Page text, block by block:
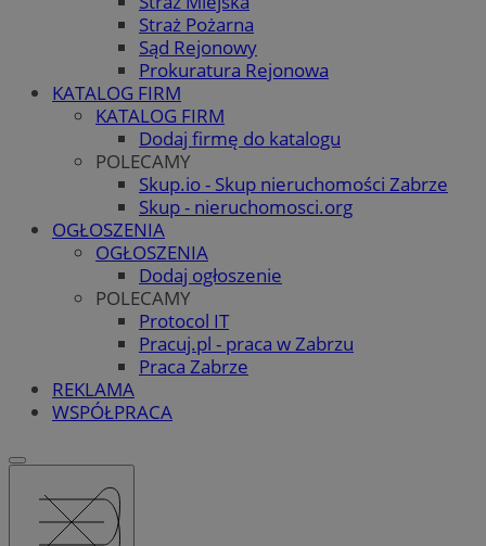
Straż Pożarna
Sąd Rejonowy
Prokuratura Rejonowa
KATALOG FIRM
KATALOG FIRM
Dodaj firmę do katalogu
POLECAMY
Skup.io - Skup nieruchomości Zabrze
Skup - nieruchomosci.org
OGŁOSZENIA
OGŁOSZENIA
Dodaj ogłoszenie
POLECAMY
Protocol IT
Pracuj.pl - praca w Zabrzu
Praca Zabrze
REKLAMA
WSPÓŁPRACA